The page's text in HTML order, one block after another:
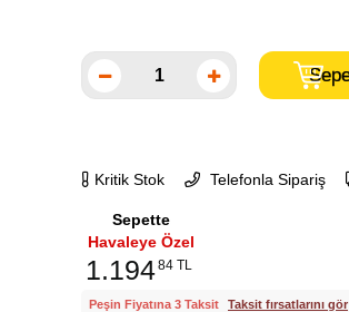
Kritik Stok Telefonla Sipariş
Sepette
Havaleye Özel
1.19484 TL
Peşin Fiyatına 3 Taksit Taksit fırsatlarını gör